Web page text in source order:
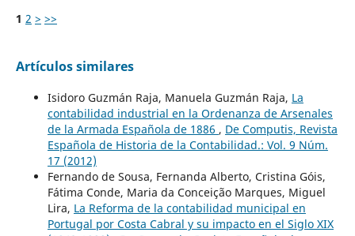
1 2 > >>
Artículos similares
Isidoro Guzmán Raja, Manuela Guzmán Raja, La
contabilidad industrial en la Ordenanza de Arsenales
de la Armada Española de 1886 , De Computis, Revista
Española de Historia de la Contabilidad.: Vol. 9 Núm.
17 (2012)
Fernando de Sousa, Fernanda Alberto, Cristina Góis,
Fátima Conde, Maria da Conceição Marques, Miguel
Lira, La Reforma de la contabilidad municipal en
Portugal por Costa Cabral y su impacto en el Siglo XIX